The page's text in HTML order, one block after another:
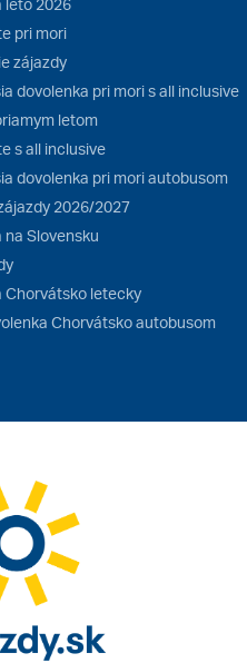
leto 2026
pri mori
zájazdy
dovolenka pri mori s all inclusive
letom
s all inclusive
dovolenka pri mori autobusom
2026/2027
na Slovensku
Chorvátsko letecky
Chorvátsko autobusom